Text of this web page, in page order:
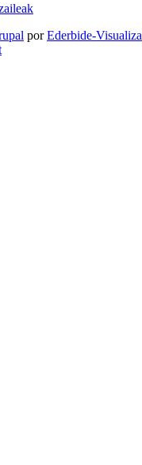
porEderbide-Visualiza